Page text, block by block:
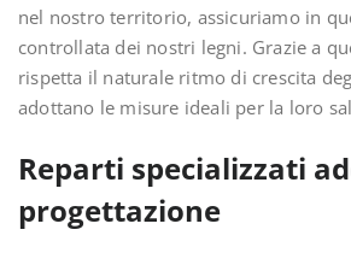
nel nostro territorio, assicuriamo in
controllata dei nostri legni. Grazie a
rispetta il naturale ritmo di crescita
adottano le misure ideali per la loro
Reparti specializzati
progettazione